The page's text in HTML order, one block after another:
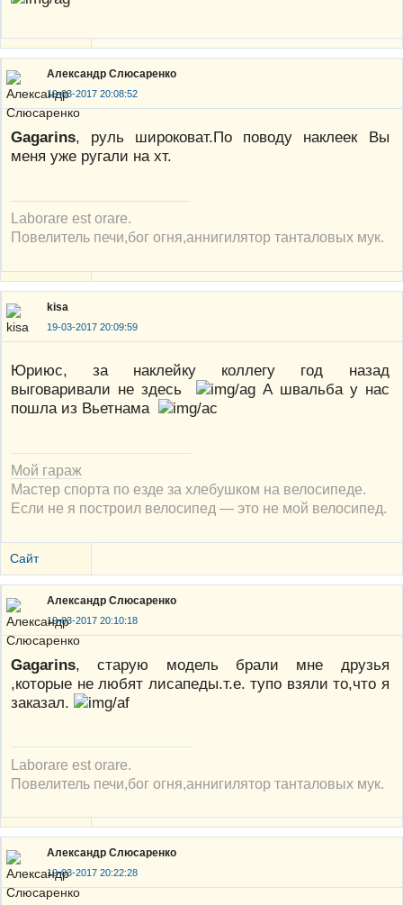
Александр Слюсаренко
19-03-2017 20:08:52
Gagarins, руль широковат.По поводу наклеек Вы
меня уже ругали на хт.
Laborare est orare.
Повелитель печи,бог огня,аннигилятор танталовых мук.
kisa
19-03-2017 20:09:59
Юриюс, за наклейку коллегу год назад
выговаривали не здесь
А швальба у нас
пошла из Вьетнама
Мой гараж
Мастер спорта по езде за хлебушком на велосипеде.
Если не я построил велосипед — это не мой велосипед.
Сайт
Александр Слюсаренко
19-03-2017 20:10:18
Gagarins, старую модель брали мне друзья
,которые не любят лисапеды.т.е. тупо взяли то,что я
заказал.
Laborare est orare.
Повелитель печи,бог огня,аннигилятор танталовых мук.
Александр Слюсаренко
19-03-2017 20:22:28